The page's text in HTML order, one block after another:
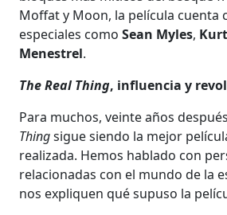
Moffat y Moon, la película cuenta
especiales como Sean Myles,
Menestrel.
The Real Thing, influencia y
Para muchos, veinte años
Thingsigue siendo la mejor
realizada. Hemos hablado con
relacionadas con el mundo de la
nos expliquen qué supuso la